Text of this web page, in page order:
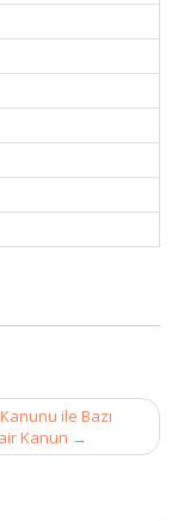
ile Bazı
Kanun →